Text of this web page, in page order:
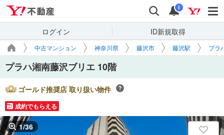
検索 通知
i
ログイン ID新規取得
中古マンション 神奈川県 藤沢市 藤沢駅 プラ
プラハ湘南藤沢ブリエ 10階
ゴールド推奨店 取り扱い物件
成約でもらえる
1/36